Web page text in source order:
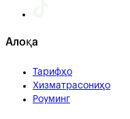
Алоқа
Тарифҳо
Хизматрасониҳо
Роуминг